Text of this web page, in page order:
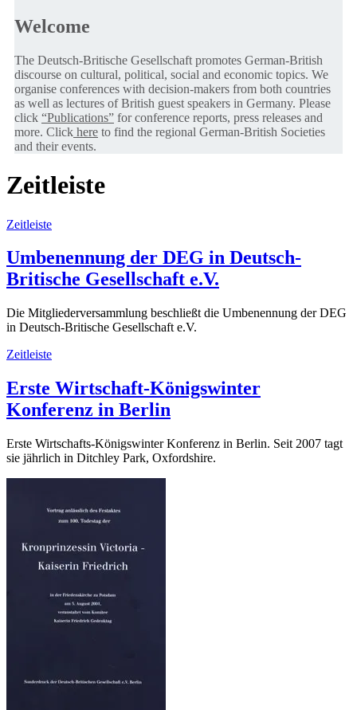
Welcome
The Deutsch-Britische Gesellschaft promotes German-British
discourse on cultural, political, social and economic topics. We
organise conferences with decision-makers from both countries
as well as lectures of British guest speakers in Germany. Please
click “Publications” for conference reports, press releases and
more. Click here to find the regional German-British Societies
and their events.
Zeitleiste
Zeitleiste
Umbenennung der DEG in Deutsch-
Britische Gesellschaft e.V.
Die Mitgliederversammlung beschließt die Umbenennung der DEG
in Deutsch-Britische Gesellschaft e.V.
Zeitleiste
Erste Wirtschaft-Königswinter
Konferenz in Berlin
Erste Wirtschafts-Königswinter Konferenz in Berlin. Seit 2007 tagt
sie jährlich in Ditchley Park, Oxfordshire.